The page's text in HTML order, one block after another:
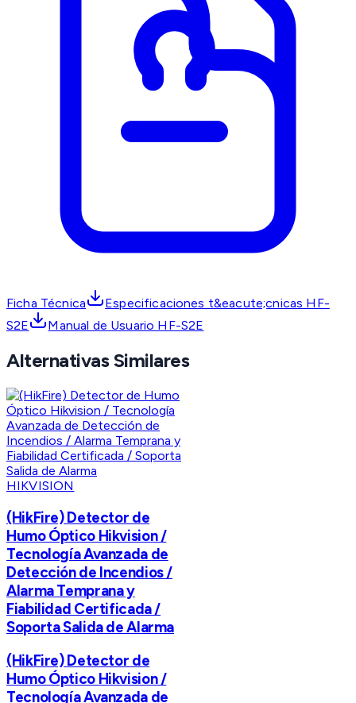
Ficha Técnica
Especificaciones t&eacute;cnicas HF-
S2E
Manual de Usuario HF-S2E
Alternativas Similares
HIKVISION
(HikFire) Detector de
Humo Óptico Hikvision /
Tecnología Avanzada de
Detección de Incendios /
Alarma Temprana y
Fiabilidad Certificada /
Soporta Salida de Alarma
(HikFire) Detector de
Humo Óptico Hikvision /
Tecnología Avanzada de